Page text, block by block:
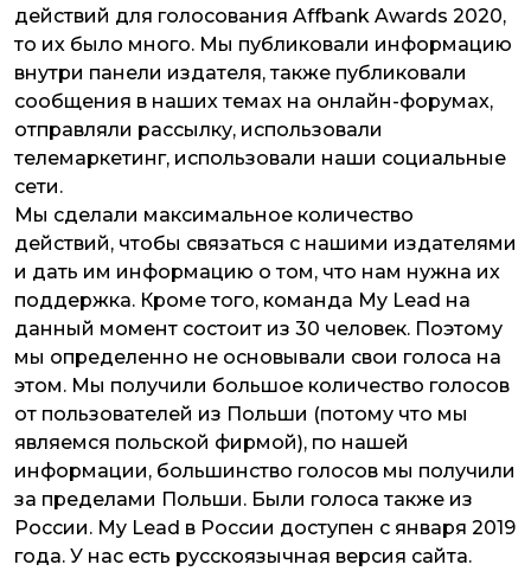
действий для голосования Affbank Awards 2020,
то их было много. Мы публиковали информацию
внутри панели издателя, также публиковали
сообщения в наших темах на онлайн-форумах,
отправляли рассылку, использовали
телемаркетинг, использовали наши социальные
сети.
Мы сделали максимальное количество
действий, чтобы связаться с нашими издателями
и дать им информацию о том, что нам нужна их
поддержка. Кроме того, команда My Lead на
данный момент состоит из 30 человек. Поэтому
мы определенно не основывали свои голоса на
этом. Мы получили большое количество голосов
от пользователей из Польши (потому что мы
являемся польской фирмой), по нашей
информации, большинство голосов мы получили
за пределами Польши. Были голоса также из
России. My Lead в России доступен с января 2019
года. У нас есть русскоязычная версия сайта.